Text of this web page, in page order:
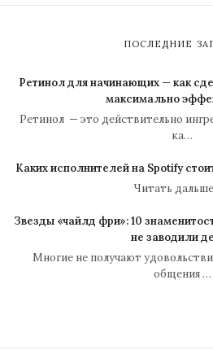
ПОСЛЕДНИЕ
Ретинол для начинающих — как
максимально
Ретинол — это действительно
ка…
Каких исполнителей на Spotify
Читать
Звезды «чайлд фри»: 10
не заводили
Многие не получают
общения …